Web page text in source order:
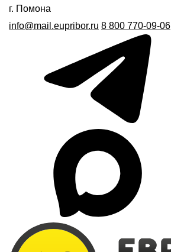
г. Помона
info@mail.eupribor.ru 8 800 770-09-06